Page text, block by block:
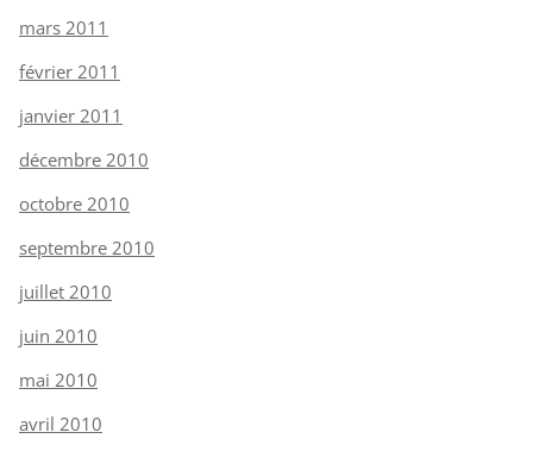
mars 2011
février 2011
janvier 2011
décembre 2010
octobre 2010
septembre 2010
juillet 2010
juin 2010
mai 2010
avril 2010